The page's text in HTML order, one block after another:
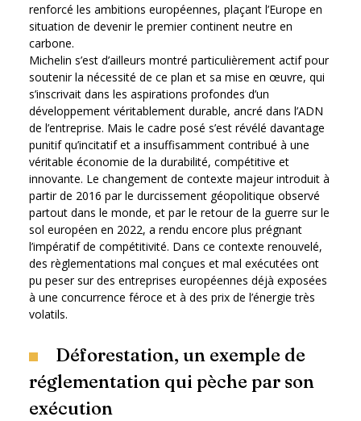
renforcé les ambitions européennes, plaçant l’Europe en
situation de devenir le premier continent neutre en
carbone.
Michelin s’est d’ailleurs montré particulièrement actif pour
soutenir la nécessité de ce plan et sa mise en œuvre, qui
s’inscrivait dans les aspirations profondes d’un
développement véritablement durable, ancré dans l’ADN
de l’entreprise. Mais le cadre posé s’est révélé davantage
punitif qu’incitatif et a insuffisamment contribué à une
véritable économie de la durabilité, compétitive et
innovante. Le changement de contexte majeur introduit à
partir de 2016 par le durcissement géopolitique observé
partout dans le monde, et par le retour de la guerre sur le
sol européen en 2022, a rendu encore plus prégnant
l’impératif de compétitivité. Dans ce contexte renouvelé,
des règlementations mal conçues et mal exécutées ont
pu peser sur des entreprises européennes déjà exposées
à une concurrence féroce et à des prix de l’énergie très
volatils.
Déforestation, un exemple de
réglementation qui pèche par son
exécution